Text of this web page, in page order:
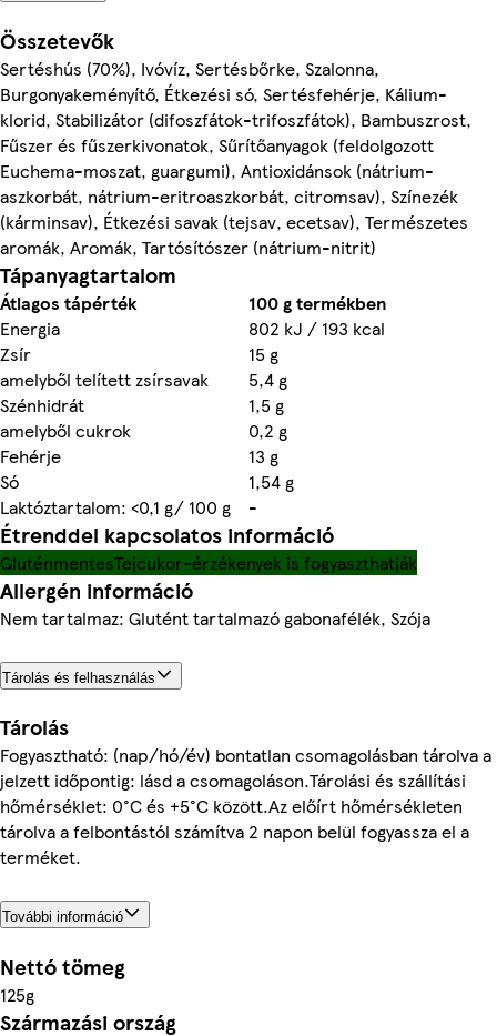
Összetevők
Sertéshús (70%), Ivóvíz, Sertésbőrke, Szalonna,
Burgonyakeményítő, Étkezési só, Sertésfehérje, Kálium-
klorid, Stabilizátor (difoszfátok-trifoszfátok), Bambuszrost,
Fűszer és fűszerkivonatok, Sűrítőanyagok (feldolgozott
Euchema-moszat, guargumi), Antioxidánsok (nátrium-
aszkorbát, nátrium-eritroaszkorbát, citromsav), Színezék
(kárminsav), Étkezési savak (tejsav, ecetsav), Természetes
aromák, Aromák, Tartósítószer (nátrium-nitrit)
Tápanyagtartalom
Átlagos tápérték
100 g termékben
Energia
802 kJ / 193 kcal
Zsír
15 g
amelyből telített zsírsavak
5,4 g
Szénhidrát
1,5 g
amelyből cukrok
0,2 g
Fehérje
13 g
Só
1,54 g
Laktóztartalom: <0,1 g/ 100 g
-
Étrenddel kapcsolatos információ
GluténmentesTejcukor-érzékenyek is fogyaszthatják
Allergén információ
Nem tartalmaz: Glutént tartalmazó gabonafélék, Szója
Tárolás és felhasználás
Tárolás
Fogyasztható: (nap/hó/év) bontatlan csomagolásban tárolva a
jelzett időpontig: lásd a csomagoláson.Tárolási és szállítási
hőmérséklet: 0°C és +5°C között.Az előírt hőmérsékleten
tárolva a felbontástól számítva 2 napon belül fogyassza el a
terméket.
További információ
Nettó tömeg
125g
Származási ország